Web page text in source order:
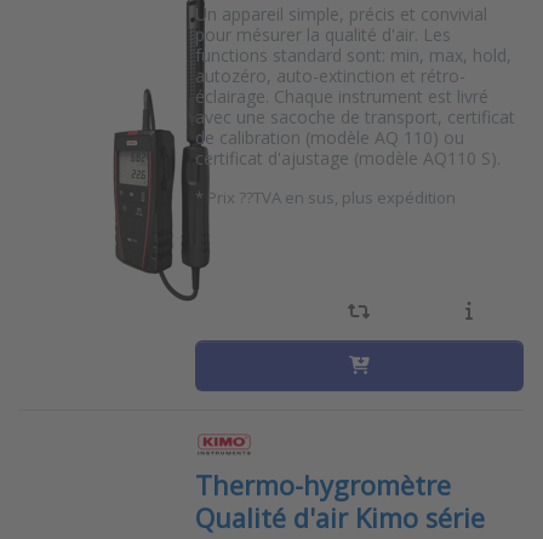
Un appareil simple, précis et convivial
pour mésurer la qualité d'air. Les
functions standard sont: min, max, hold,
autozéro, auto-extinction et rétro-
éclairage. Chaque instrument est livré
avec une sacoche de transport, certificat
de calibration (modèle AQ 110) ou
certificat d'ajustage (modèle AQ110 S).
* Prix ??TVA en sus, plus expédition
Thermo-hygromètre
Qualité d'air Kimo série